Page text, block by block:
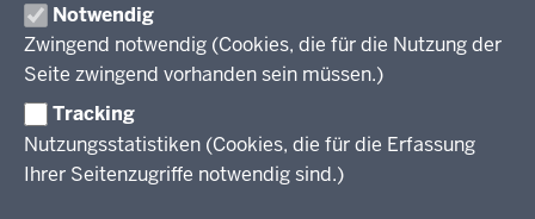
Notwendig
Zwingend notwendig (Cookies, die für die Nutzung der
Seite zwingend vorhanden sein müssen.)
Tracking
Nutzungsstatistiken (Cookies, die für die Erfassung
Ihrer Seitenzugriffe notwendig sind.)
Leitbild
Stellenangebote
Über uns
Professionalisierung
Berufsbildung NRW
Erwachsenenbildung
Wir über uns